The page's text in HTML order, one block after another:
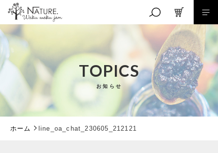
TOPICS
お知らせ
ホーム line_oa_chat_230605_212121
こだわり検索
親カテゴリ